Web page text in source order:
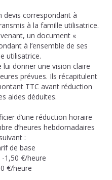
devis correspondant à
à la famille utilisatrice.
un document «
à l’ensemble de ses
utilisatrice.
donner une vision claire
prévues. Ils récapitulent
TTC avant réduction
aides déduites.
d’une réduction horaire
d’heures hebdomadaires
:
de base
1,50 €/heure
€/heure